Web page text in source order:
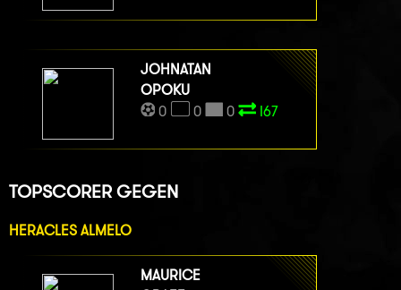
JOHNATAN
OPOKU
0
0 0 I67
TOPSCORER GEGEN
HERACLES ALMELO
MAURICE